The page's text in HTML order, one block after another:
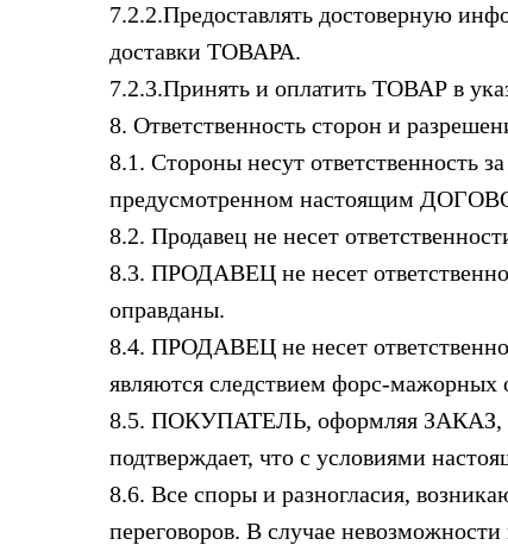
7.2.2.Предоставлять достоверную
доставки ТОВАРА.
7.2.3.Принять и оплатить ТОВАР в
8. Ответственность сторон и
8.1. Стороны несут ответственность
предусмотренном настоящим
8.2. Продавец не несет
8.3. ПРОДАВЕЦ не несет
оправданы.
8.4. ПРОДАВЕЦ не несет
являются следствием форс-мажорных
8.5. ПОКУПАТЕЛЬ, оформляя ЗАКАЗ,
подтверждает, что с условиями
8.6. Все споры и разногласия,
переговоров. В случае